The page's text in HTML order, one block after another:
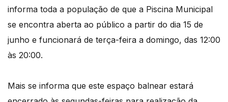
informa toda a população de que a Piscina Municipal
se encontra aberta ao público a partir do dia 15 de
junho e funcionará de terça-feira a domingo, das 12:00
às 20:00.
Mais se informa que este espaço balnear estará